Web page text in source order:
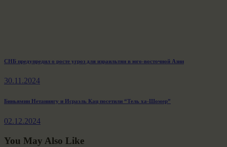
Навигация
по
Previous
СНБ предупредил о росте угроз для израильтян в юго-восточной Азии
30.11.2024
Next
Биньямин Нетаниягу и Исраэль Кац посетили “Тель ха-Шомер”
02.12.2024
You May Also Like